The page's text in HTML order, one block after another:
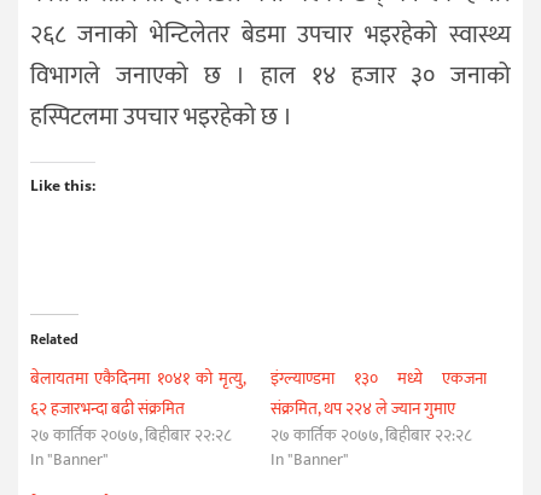
२६८ जनाको भेन्टिलेतर बेडमा उपचार भइरहेको स्वास्थ्य
विभागले जनाएको छ । हाल १४ हजार ३० जनाको
हस्पिटलमा उपचार भइरहेको छ ।
Like this:
Related
बेलायतमा एकैदिनमा १०४१ को मृत्यु,
६२ हजारभन्दा बढी संक्रमित
२७ कार्तिक २०७७, बिहीबार २२:२८
In "Banner"
इंग्ल्याण्डमा १३० मध्ये एकजना
संक्रमित, थप २२४ ले ज्यान गुमाए
२७ कार्तिक २०७७, बिहीबार २२:२८
In "Banner"